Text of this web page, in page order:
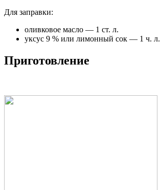
Для заправки:
оливковое масло — 1 ст. л.
уксус 9 % или лимонный сок — 1 ч. л.
Приготовление